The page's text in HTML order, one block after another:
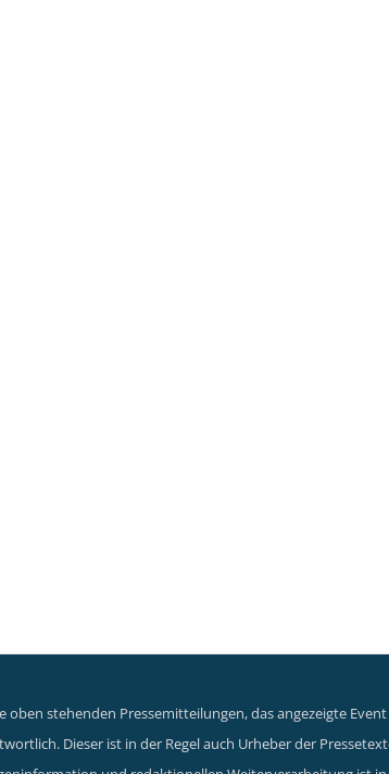
oben stehenden Pressemitteilungen, das angezeigte
Dieser ist in der Regel auch Urheber der